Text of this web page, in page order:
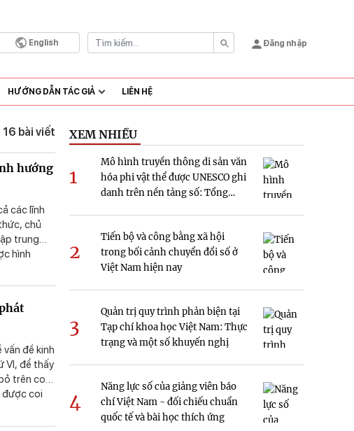
English Đăng nhập
HƯỚNG DẪN TÁC GIẢ LIÊN HỆ
16 bài viết
hướng
các lĩnh
chủ
trung
hình
xã hội
nghiên
thị
nay.
đề kinh
VI, để thấy
trên con
được coi
là bước
XEM NHIỀU
1
Mô hình truyền thông di sản văn
hóa phi vật thể được UNESCO ghi
danh trên nền tảng số: Tổng
2
Tiến bộ và công bằng xã hội
trong bối cảnh chuyển đổi số ở
Việt Nam hiện nay
3
Quản trị quy trình phản biện tại
Tạp chí khoa học Việt Nam: Thực
trạng và một số khuyến nghị
4
Năng lực số của giảng viên báo
chí Việt Nam - đối chiếu chuẩn
quốc tế và bài học thích ứng